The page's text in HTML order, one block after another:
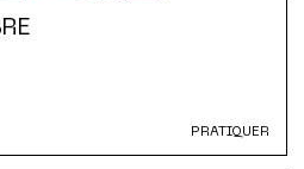
PRATIQUER